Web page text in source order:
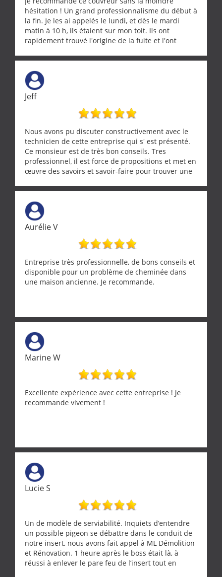
hésitation ! Un grand professionnalisme du début à
la fin. Je les ai appelés le lundi, et dès le mardi
matin à 10 h, ils étaient sur mon toit. Ils ont
rapidement trouvé l'origine de la fuite et l'ont
Une équipe sérieuse, réactive et compétente. C'est
vraiment rassurant de pouvoir compter sur des
artisans aussi professionnels. Merci encore !
Jeff
Nous avons pu discuter constructivement avec le
technicien de cette entreprise qui s' est présenté.
Ce monsieur est de très bon conseils. Tres
professionnel, il est force de propositions et met en
œuvre des savoirs et savoir-faire pour trouver une
demande de l écoute et de la considération, ce qui
ne se trouve que chez les pationnés de leur métier.
Merci a ce monsieur pour sa disponibilité
Aurélie V
Entreprise très professionnelle, de bons conseils et
disponible pour un problème de cheminée dans
une maison ancienne. Je recommande.
Marine W
Excellente expérience avec cette entreprise ! Je
recommande vivement !
Lucie S
Un de modèle de serviabilité. Inquiets d’entendre
un possible pigeon se débattre dans le conduit de
notre insert, nous avons fait appel à ML Démolition
et Rénovation. 1 heure après le boss était là, à
réussi à enlever le pare feu de l’insert tout en